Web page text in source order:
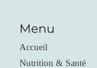
Menu
Accueil
Nutrition & Santé